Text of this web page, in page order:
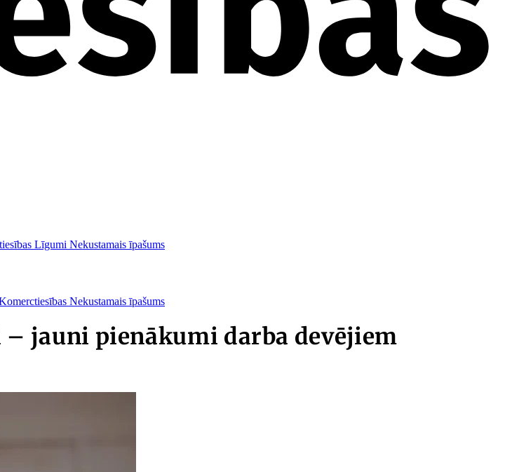
Līgumi Nekustamais īpašums
Nekustamais īpašums
jauni pienākumi darba devējiem